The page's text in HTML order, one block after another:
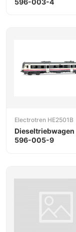
Electrotren HE2501B
Dieseltriebwagen
596-005-9